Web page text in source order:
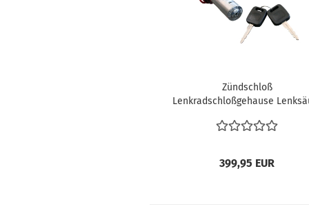
Zündschloß
Lenkradschloßgehause
07.66 311905851A
399,95 EUR